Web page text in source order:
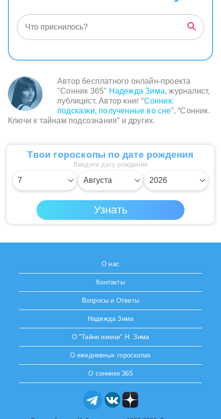
конфликты в вашей жизни. Маленький домик
на окраине города представляет вашу
уязвимость и изоляцию. Страх, паника и
поиски укрытия в подвале указывают на вашу
потребность в защите и стремление укрыться
Автор бесплатного онлайн-проекта
"Сонник 365" Надежда Зима, журналист,
публицист. Автор книг “Сонник:
подсказки, полученные во сне”, “Сонник.
Ключи к тайнам подсознания” и других.
Твои гороскопы по дате рождения
Введите дату рождения
О нас
Контакты
Вопросы и Ответы
Надежда Зима
О "Тайне имени" Н. Зима
О ежедневных гороскопах
О соннике 365